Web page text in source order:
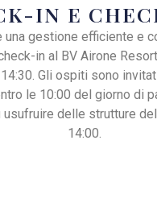
IN E
una gestione efficiente e
in al BV Airone
Gli ospiti sono
le 10:00 del giorno di
delle strutture
14:00.